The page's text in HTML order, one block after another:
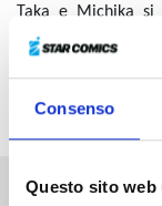
Consenso
Questo sito
Taka e Michika
assieme il
mondi iniziano a